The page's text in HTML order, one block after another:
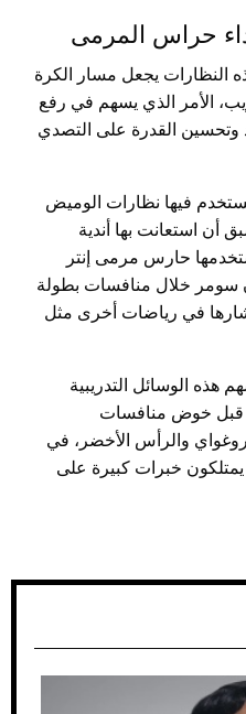
حراس المرمى
النظارات يجعل مسار الكرة
الأمر الذي يسهم في رفع
وتحسين القدرة على التصدي
فيها نظارات الوميض
أن استعانت بها أندية
حارس مرمى إنتر
سومر خلال منافسات بطولة
جانب انتشارها في رياضات أخرى مثل
هذه الوسائل التدريبية
قبل خوض منافسات
والرأس الأخضر، في
خبرات كبيرة على